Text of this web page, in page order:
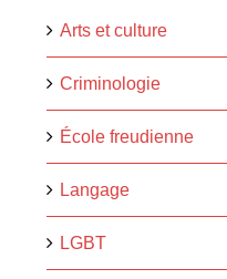
Arts et culture
Criminologie
École freudienne
Langage
LGBT